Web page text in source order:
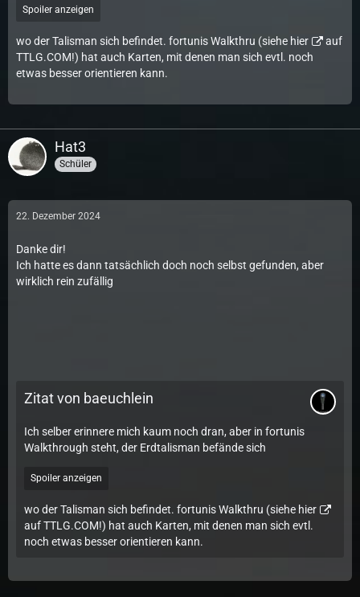
Spoiler anzeigen
wo der Talisman sich befindet. fortunis Walkthru (siehe hier
auf
TTLG.COM!) hat auch Karten, mit denen man sich evtl. noch
etwas besser orientieren kann.
Hat3
Schüler
22. Dezember 2024
Danke dir!
Ich hatte es dann tatsächlich doch noch selbst gefunden, aber
wirklich rein zufällig
Zitat von baeuchlein
Ich selber erinnere mich kaum noch dran, aber in fortunis
Walkthrough steht, der Erdtalisman befände sich
Spoiler anzeigen
wo der Talisman sich befindet. fortunis Walkthru (siehe hier
auf TTLG.COM!) hat auch Karten, mit denen man sich evtl.
noch etwas besser orientieren kann.